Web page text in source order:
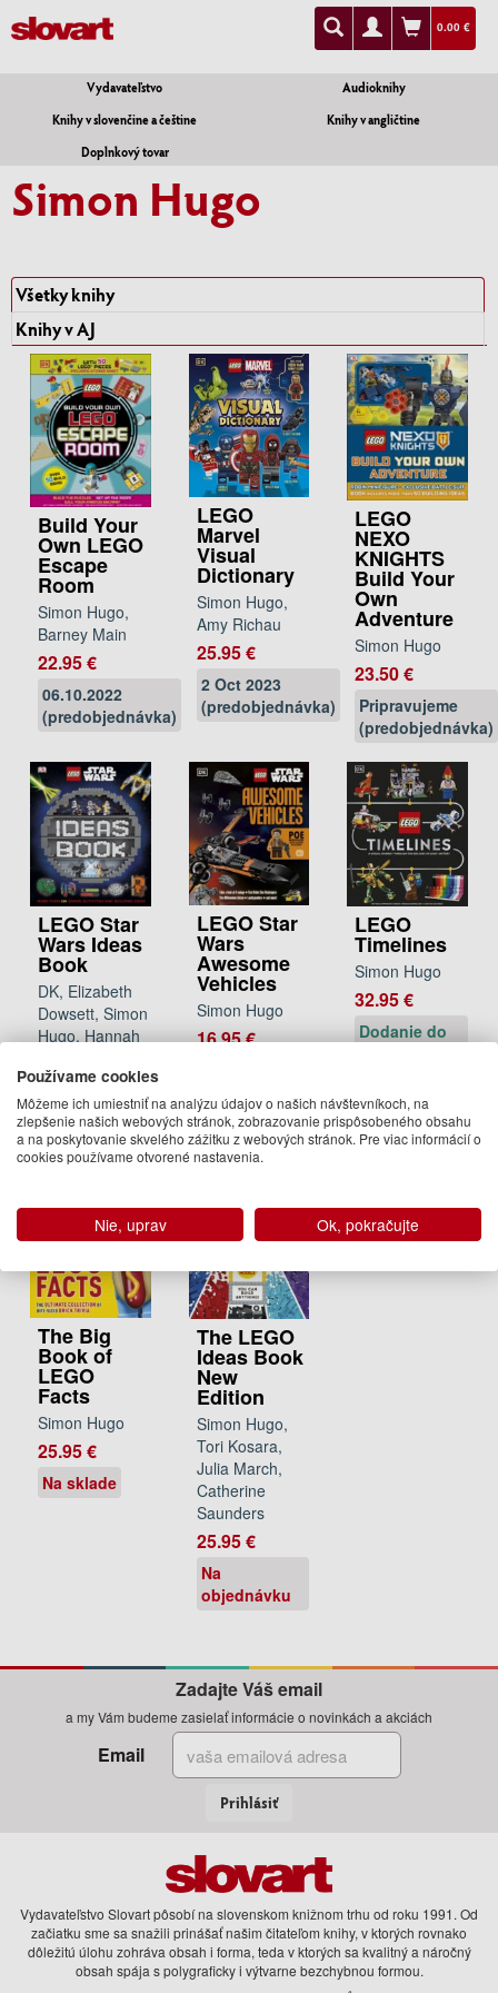
0.00 €
Vydavateľstvo
Audioknihy
Knihy v slovenčine a češtine
Knihy v angličtine
Doplnkový tovar
Simon Hugo
Všetky knihy
Knihy v AJ
Build Your
Own LEGO
Escape
Room
Simon Hugo,
Barney Main
22.95 €
06.10.2022
(predobjednávka)
LEGO
Marvel
Visual
Dictionary
Simon Hugo,
Amy Richau
25.95 €
2 Oct 2023
(predobjednávka)
LEGO
NEXO
KNIGHTS
Build Your
Own
Adventure
Simon Hugo
23.50 €
Pripravujeme
(predobjednávka)
LEGO Star
Wars Ideas
Book
DK, Elizabeth
Dowsett, Simon
Hugo, Hannah
23.50 €
Na
objednávku
LEGO Star
Wars
Awesome
Vehicles
Simon Hugo
16.95 €
LEGO
Timelines
Simon Hugo
32.95 €
Dodanie do
The Big
Book of
LEGO
Facts
Simon Hugo
25.95 €
Na sklade
The LEGO
Ideas Book
New
Edition
Simon Hugo,
Tori Kosara,
Julia March,
Catherine
Saunders
25.95 €
Na
objednávku
Zadajte Váš email
a my Vám budeme zasielať informácie o novinkách a akciách
Email
Prihlásiť
Vydavateľstvo Slovart pôsobí na slovenskom knižnom trhu od roku 1991. Od
začiatku sme sa snažili prinášať našim čitateľom knihy, v ktorých rovnako
dôležitú úlohu zohráva obsah i forma, teda v ktorých sa kvalitný a náročný
obsah spája s polygraficky i výtvarne bezchybnou formou.
Používame cookies
Môžeme ich umiestniť na analýzu údajov o našich návštevníkoch, na
zlepšenie našich webových stránok, zobrazovanie prispôsobeného obsahu
a na poskytovanie skvelého zážitku z webových stránok. Pre viac informácií o
cookies používame otvorené nastavenia.
Nie, uprav Ok, pokračujte